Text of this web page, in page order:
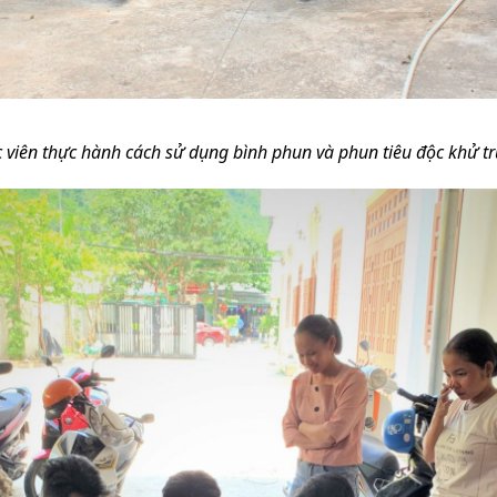
viên thực hành cách sử dụng bình phun và phun tiêu độc khử